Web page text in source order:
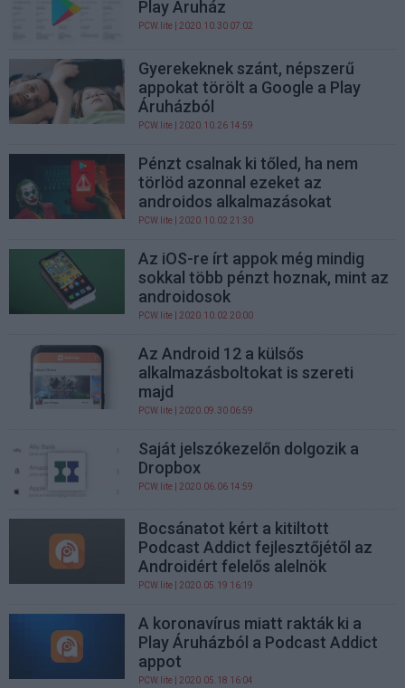
Play Áruház
PCW.lite | 2020.10.30 07:02
Gyerekeknek szánt, népszerű
appokat törölt a Google a Play
Áruházból
PCW.lite | 2020.10.26 14:59
Pénzt csalnak ki tőled, ha nem
törlöd azonnal ezeket az
androidos alkalmazásokat
PCW.lite | 2020.10.02 21:30
Az iOS-re írt appok még mindig
sokkal több pénzt hoznak, mint az
androidosok
PCW.lite | 2020.10.02 20:00
Az Android 12 a külsős
alkalmazásboltokat is szereti
majd
PCW.lite | 2020.09.30 06:59
Saját jelszókezelőn dolgozik a
Dropbox
PCW.lite | 2020.06.06 14:59
Bocsánatot kért a kitiltott
Podcast Addict fejlesztőjétől az
Androidért felelős alelnök
PCW.lite | 2020.05.19 16:19
A koronavírus miatt rakták ki a
Play Áruházból a Podcast Addict
appot
PCW.lite | 2020.05.18 16:04